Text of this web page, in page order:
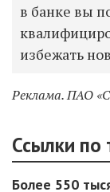
в банке вы
избежать
Реклама. ПАО
Ссылки по
Более 550